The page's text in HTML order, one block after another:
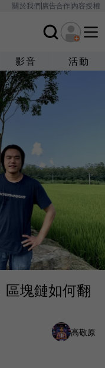
關於我們廣告合作內容授權
影音 活動
區塊鏈如何翻
高敬原